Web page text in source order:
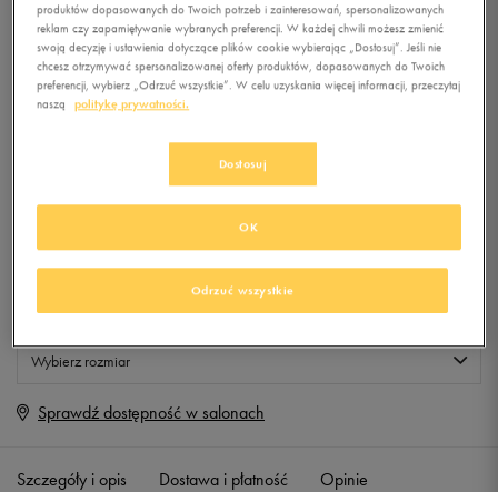
ADIDAS CLIMACOOL
CAYOOSH
0.0(0)
Produkt niedostępny
Jeśli artykuł będzie ponownie dostępny, otrzymasz od nas powiadomienie.
Wybierz rozmiar
Rozmiary EU
Sprawdź dostępność w salonach
Szczegóły i opis Dostawa i płatność Opinie
produktów dopasowanych do Twoich potrzeb i zainteresowań, spersonalizowanych
reklam czy zapamiętywanie wybranych preferencji. W każdej chwili możesz zmienić
swoją decyzję i ustawienia dotyczące plików cookie wybierając „Dostosuj”. Jeśli nie
chcesz otrzymywać spersonalizowanej oferty produktów, dopasowanych do Twoich
preferencji, wybierz „Odrzuć wszystkie”. W celu uzyskania więcej informacji, przeczytaj
naszą
politykę prywatności.
Dostosuj
Odrzuć wszystkie
OK